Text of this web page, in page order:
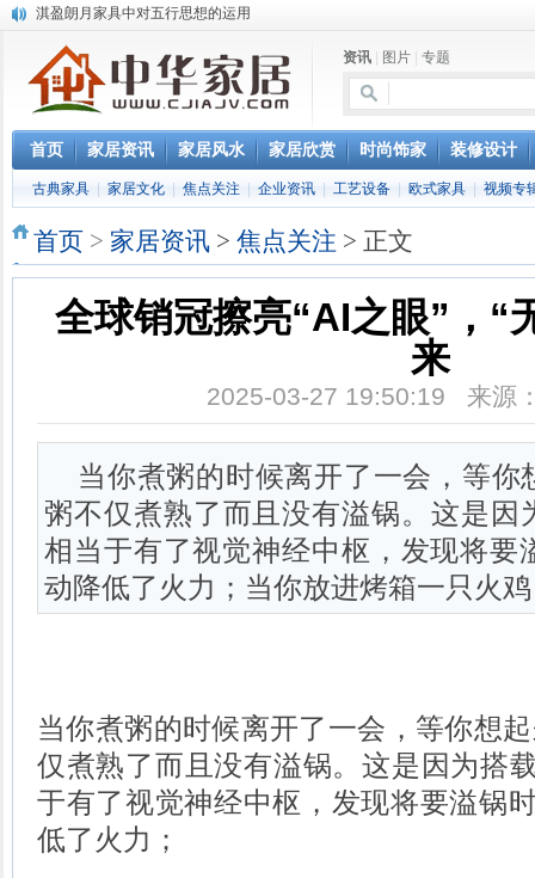
淇盈朗月家具中对五行思想的运用
还是“海尔冰箱造”!IEC国际保鲜标准再版
怎样用家具布置出好的办公室风水
您办公家具的贴心管家——北京办公家具网办公家具维修服务部成立
资讯 图片 专题
首页 家居资讯 家居风水 家居欣赏 时尚饰家 装修设计
古典家具 家居文化 焦点关注 企业资讯 工艺设备 欧式家具 视频专
首页 > 家居资讯 > 焦点关注 > 正文
全球销冠擦亮“AI之眼”，“
来
2025-03-27 19:50:19 来源
当你煮粥的时候离开了一会，等你
粥不仅煮熟了而且没有溢锅。这是因
相当于有了视觉神经中枢，发现将要
动降低了火力；当你放进烤箱一只火
当你煮粥的时候离开了一会，等你想
仅煮熟了而且没有溢锅。这是因为搭
于有了视觉神经中枢，发现将要溢锅
低了火力；